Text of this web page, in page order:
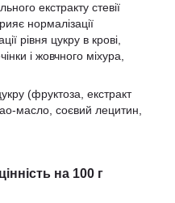
екстракту стевії
нормалізації
рівня цукру в крові,
і жовчного міхура,
(фруктоза, екстракт
масло, соєвий лецитин,
на 100 г